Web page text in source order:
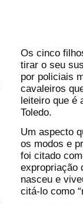
Os cinco
tirar o seu
por policiais
cavaleiros
leiteiro que é
Toledo.
Um aspecto
os modos e
foi citado
expropriação
nasceu e
citá-lo como